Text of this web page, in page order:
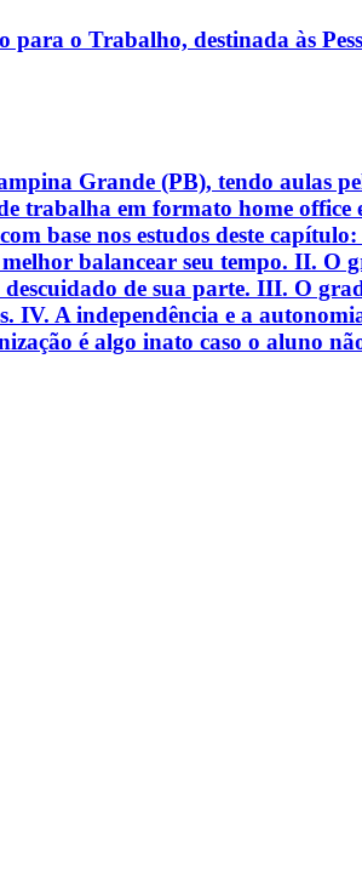
para o Trabalho, destinada às
Grande (PB), tendo aulas
trabalha em formato home
base nos estudos deste
balancear seu tempo. II. O
de sua parte. III. O
IV. A independência e a
é algo inato caso o aluno